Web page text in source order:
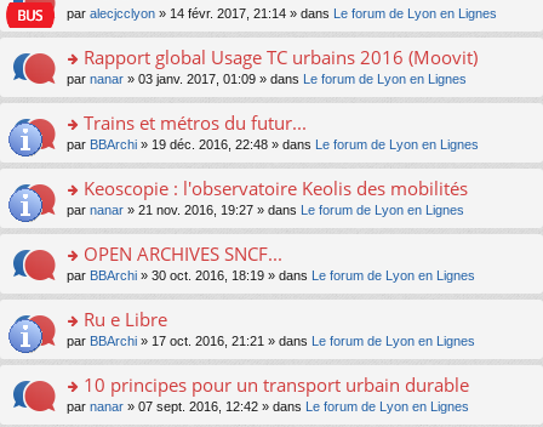
c
e
nt
pl
u
ré
c
e
nt
n
le
pl
u
ré
c
e
nt
g
e
n
n
le
pl
u
ré
c
e
nt
e
a
g
e
n
n
le
pl
u
ré
c
e
nt
er
le
m
e
a
g
e
n
n
le
pl
u
ré
c
e
nt
o
n
ult
er
le
m
e
a
g
e
n
n
le
pl
u
ré
c
par alecjcclyon » 14 févr. 2017, 21:14 » dans Le forum de Lyon en Lignes
o
n
ult
er
le
m
e
a
g
e
n
n
le
pl
Rapport global Usage TC urbains 2016 (Moovit)
par nanar » 03 janv. 2017, 01:09 » dans Le forum de Lyon en Lignes
o
n
ult
er
le
m
e
a
g
e
n
n
Trains et métros du futur...
par BBArchi » 19 déc. 2016, 22:48 » dans Le forum de Lyon en Lignes
o
n
ult
er
le
m
e
a
g
Keoscopie : l'observatoire Keolis des mobilités
par nanar » 21 nov. 2016, 19:27 » dans Le forum de Lyon en Lignes
o
n
ult
er
le
m
e
OPEN ARCHIVES SNCF...
par BBArchi » 30 oct. 2016, 18:19 » dans Le forum de Lyon en Lignes
o
n
ult
er
Ru e Libre
par BBArchi » 17 oct. 2016, 21:21 » dans Le forum de Lyon en Lignes
o
10 principes pour un transport urbain durable
par nanar » 07 sept. 2016, 12:42 » dans Le forum de Lyon en Lignes